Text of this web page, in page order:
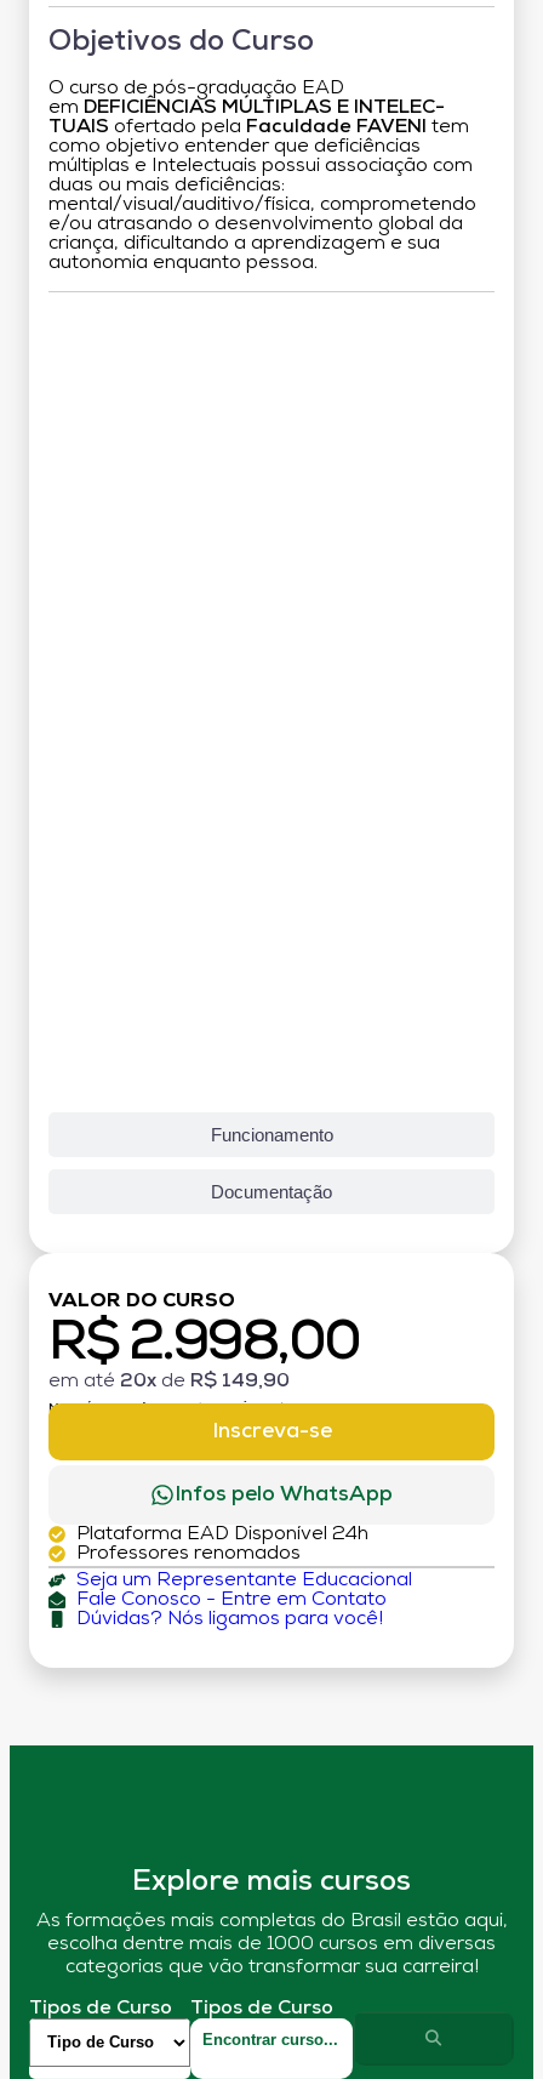
Objetivos do Curso
O curso de pós-graduação EAD
em DEFICIÊNCIAS MÚLTIPLAS E INTELEC-
TUAIS ofertado pela Faculdade FAVENI
tem
como objetivo entender que deficiências
múltiplas e Intelectuais possui associação com
duas ou mais deficiências:
mental/visual/auditivo/física, comprometendo
e/ou atrasando o desenvolvimento global da
criança, dificultando a aprendizagem e sua
autonomia enquanto pessoa.
Funcionamento
Documentação
VALOR DO CURSO
R$ 2.998,00
em até 20x de R$ 149,90
MATRÍCULA:
Inscreva-se
Infos pelo WhatsApp
Plataforma EAD Disponível 24h
Professores renomados
Seja um Representante Educacional
Fale Conosco - Entre em Contato
Dúvidas? Nós ligamos para você!
Explore mais cursos
As formações mais completas do Brasil estão aqui,
escolha dentre mais de 1000 cursos em diversas
categorias que vão transformar sua carreira!
Tipos de Curso Tipos de Curso